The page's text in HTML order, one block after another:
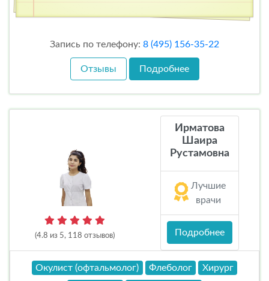
Запись по телефону: 8 (495) 156-35-22
Отзывы Подробнее
(4.8 из 5, 118 отзывов)
Ирматова
Шаира
Рустамовна
Лучшие
врачи
Подробнее
Окулист (офтальмолог) Флеболог
Хирург